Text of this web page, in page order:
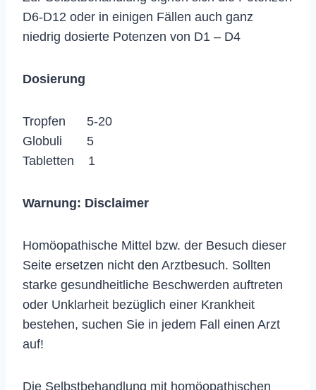
D6-D12 oder in einigen Fällen auch ganz
niedrig dosierte Potenzen von D1 – D4
Dosierung
Tropfen 5-20
Globuli 5
Tabletten 1
Warnung: Disclaimer
Homöopathische Mittel bzw. der Besuch dieser
Seite ersetzen nicht den Arztbesuch. Sollten
starke gesundheitliche Beschwerden auftreten
oder Unklarheit bezüglich einer Krankheit
bestehen, suchen Sie in jedem Fall einen Arzt
auf!
Die Selbstbehandlung mit homöopathischen